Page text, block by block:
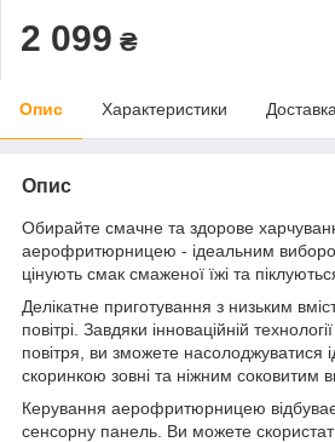
2 099 ₴
Опис Характеристики Доставка
Опис
Обирайте смачне та здорове
аерофритюрницею - ідеальним
цінують смак смаженої їжі та
Делікатне приготування з низьким
повітрі. Завдяки інноваційній
повітря, ви зможете насолоджуватися
скоринкою зовні та ніжним соковитим
Керування аерофритюрницею
сенсорну панель. Ви можете